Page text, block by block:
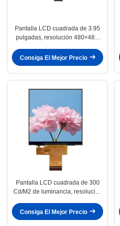
Pantalla LCD cuadrada de 3.95
pulgadas, resolución 480×480,
cd/m2 de luminancia
Consiga El Mejor Precio
Pantalla LCD cuadrada de 300
Cd/M2 de luminancia, resolución
3,4 pulgadas
Consiga El Mejor Precio